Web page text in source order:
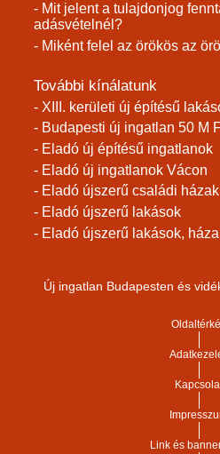
- Mit jelent a tulajdonjog
adásvételnél?
- Miként felel az örökös az
További kínálatunk
- XIII. kerületi új építésű
- Budapesti új ingatlan 50 M
- Eladó új építésű ingatlanok
- Eladó új ingatlanok Vácon
- Eladó újszerű családi házak
- Eladó újszerű lakások
- Eladó újszerű lakások,
Új ingatlan Budapesten és
Link és